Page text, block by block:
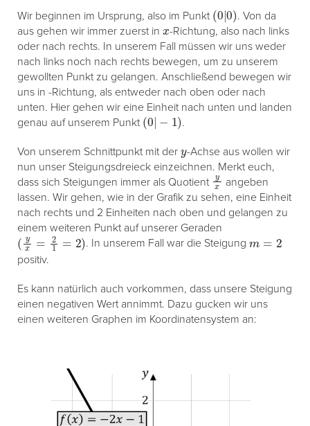
Wir beginnen im Ursprung, also im Punkt (0|0) . Von da
aus gehen wir immer zuerst in x -Richtung, also nach links
oder nach rechts. In unserem Fall müssen wir uns weder
nach links noch nach rechts bewegen, um zu unserem
gewollten Punkt zu gelangen. Anschließend bewegen wir
uns in -Richtung, als entweder nach oben oder nach
unten. Hier gehen wir eine Einheit nach unten und landen
genau auf unserem Punkt (0|−1) .
Von unserem Schnittpunkt mit der
-Achse aus wollen wir
nun unser Steigungsdreieck einzeichnen. Merkt euch,
dass sich Steigungen immer als Quotient yx angeben
lassen. Wir gehen, wie in der Grafik zu sehen, eine Einheit
nach rechts und 2 Einheiten nach oben und gelangen zu
einem weiteren Punkt auf unserer Geraden
(yx=21 =2) . In unserem Fall war die Steigung
positiv.
Es kann natürlich auch vorkommen, dass unsere Steigung
einen negativen Wert annimmt. Dazu gucken wir uns
einen weiteren Graphen im Koordinatensystem an: